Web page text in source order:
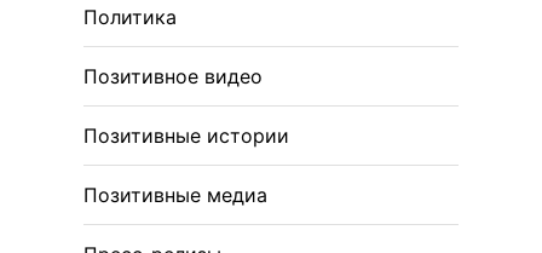
Политика
Позитивное видео
Позитивные истории
Позитивные медиа